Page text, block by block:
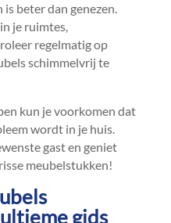
beter dan genezen.​
je ruimtes,
regelmatig op
schimmelvrij te
kun je voorkomen dat
wordt in je huis.​
gast en geniet
meubelstukken!
gids